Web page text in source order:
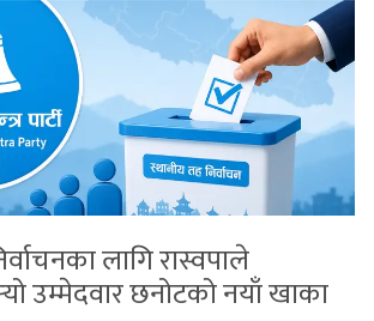
लागि रास्वपाले
उम्मेदवार छनोटको नयाँ खाका